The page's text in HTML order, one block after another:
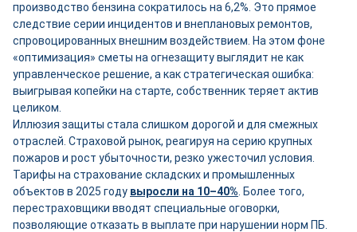
производство бензина сократилось на 6,2%. Это прямое
следствие серии инцидентов и внеплановых ремонтов,
спровоцированных внешним воздействием. На этом фоне
«оптимизация» сметы на огнезащиту выглядит не как
управленческое решение, а как стратегическая ошибка:
выигрывая копейки на старте, собственник теряет актив
целиком.
Иллюзия защиты стала слишком дорогой и для смежных
отраслей. Страховой рынок, реагируя на серию крупных
пожаров и рост убыточности, резко ужесточил условия.
Тарифы на страхование складских и промышленных
объектов в 2025 году выросли на 10–40% . Более того,
перестраховщики вводят специальные оговорки,
позволяющие отказать в выплате при нарушении норм ПБ.